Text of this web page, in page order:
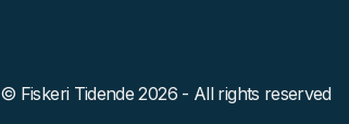
© Fiskeri Tidende 2026 - All rights reserved